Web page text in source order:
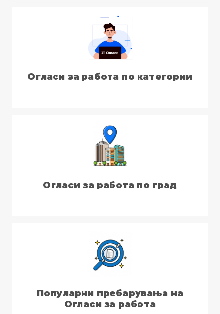
Огласи за работа по категории
Огласи за работа по град
Популарни пребарувања на
Огласи за работа